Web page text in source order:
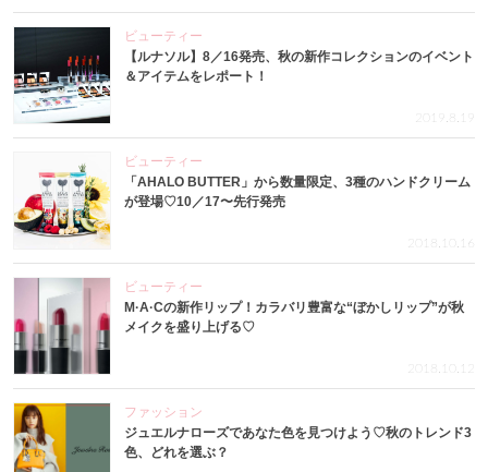
ビューティー
【ルナソル】8／16発売、秋の新作コレクションのイベント
＆アイテムをレポート！
2019.8.19
ビューティー
「AHALO BUTTER」から数量限定、3種のハンドクリーム
が登場♡10／17〜先行発売
2018.10.16
ビューティー
M·A·Cの新作リップ！カラバリ豊富な“ぼかしリップ”が秋
メイクを盛り上げる♡
2018.10.12
ファッション
ジュエルナローズであなた色を見つけよう♡秋のトレンド3
色、どれを選ぶ？